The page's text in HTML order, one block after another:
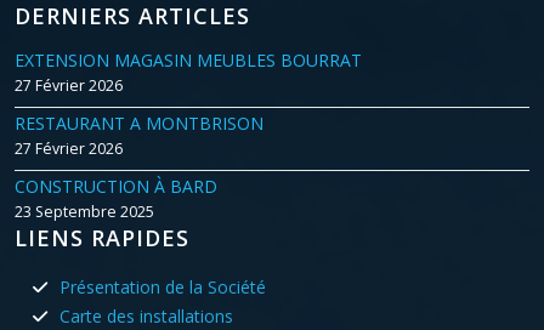
DERNIERS ARTICLES
EXTENSION MAGASIN MEUBLES BOURRAT
27 Février 2026
RESTAURANT A MONTBRISON
27 Février 2026
CONSTRUCTION À BARD
23 Septembre 2025
LIENS RAPIDES
Présentation de la Société
Carte des installations